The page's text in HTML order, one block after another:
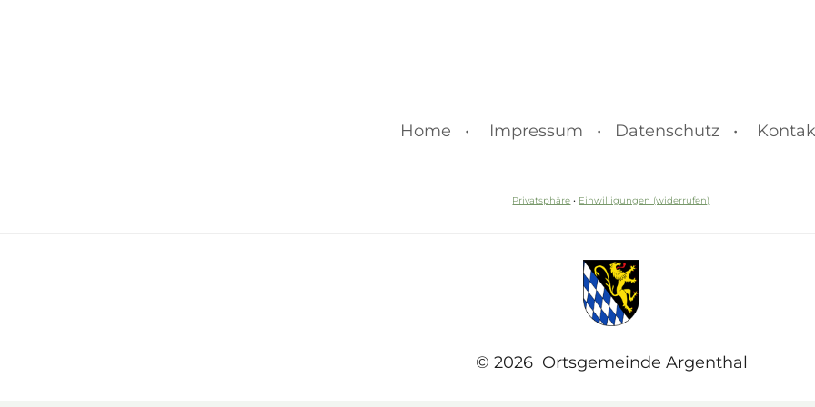
Home • Impressum • Datenschutz •
Privatsphäre • Einwilligungen (widerrufen)
© 2026 Ortsgemeinde Argenthal